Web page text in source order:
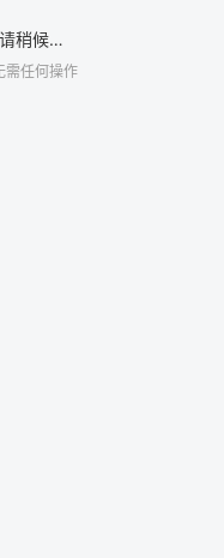
稍候…
需任何操作